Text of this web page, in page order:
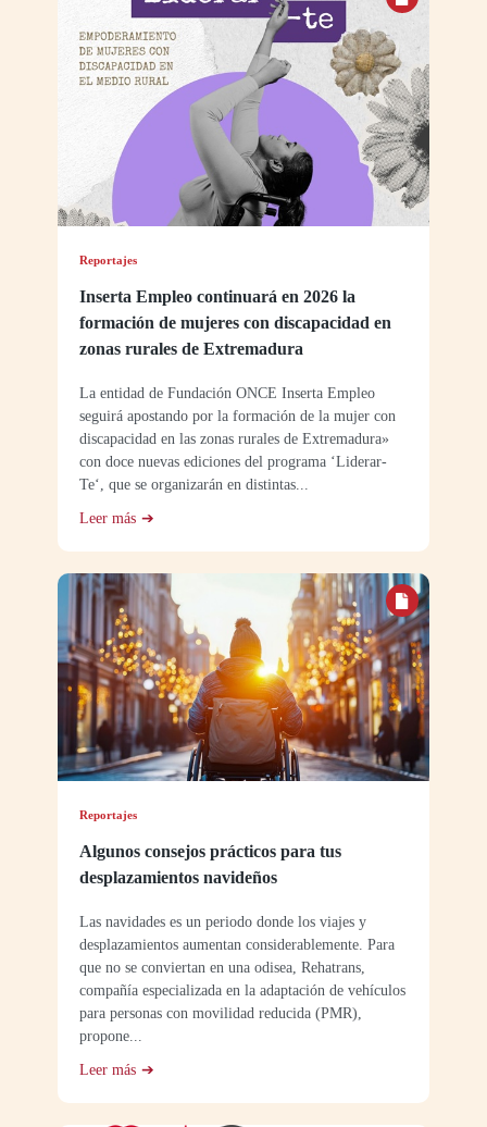
Reportajes
Inserta Empleo continuará en 2026 la
formación de mujeres con discapacidad en
zonas rurales de Extremadura
La entidad de Fundación ONCE Inserta Empleo
seguirá apostando por la formación de la mujer con
discapacidad en las zonas rurales de Extremadura»
con doce nuevas ediciones del programa ‘Liderar-
Te‘, que se organizarán en distintas...
Leer más
Reportajes
Algunos consejos prácticos para tus
desplazamientos navideños
Las navidades es un periodo donde los viajes y
desplazamientos aumentan considerablemente. Para
que no se conviertan en una odisea, Rehatrans,
compañía especializada en la adaptación de vehículos
para personas con movilidad reducida (PMR),
propone...
Leer más